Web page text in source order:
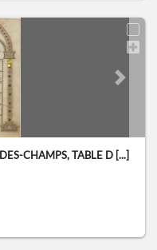
Next
CHAMPS, TABLE D [...]